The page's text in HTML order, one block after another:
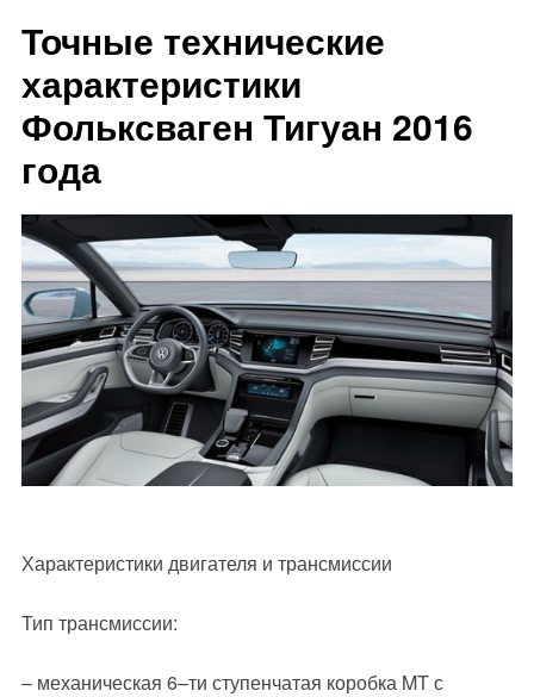
Точные технические
характеристики
Фольксваген Тигуан 2016
года
Характеристики двигателя и трансмиссии
Тип трансмиссии:
– механическая 6–ти ступенчатая коробка MT с